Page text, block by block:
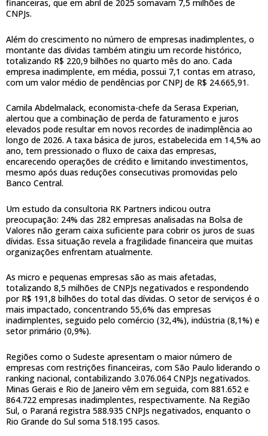
financeiras, que em abril de 2025 somavam 7,5 milhões de
CNPJs.
Além do crescimento no número de empresas inadimplentes, o
montante das dívidas também atingiu um recorde histórico,
totalizando R$ 220,9 bilhões no quarto mês do ano. Cada
empresa inadimplente, em média, possui 7,1 contas em atraso,
com um valor médio de pendências por CNPJ de R$ 24.665,91.
Camila Abdelmalack, economista-chefe da Serasa Experian,
alertou que a combinação de perda de faturamento e juros
elevados pode resultar em novos recordes de inadimplência ao
longo de 2026. A taxa básica de juros, estabelecida em 14,5% ao
ano, tem pressionado o fluxo de caixa das empresas,
encarecendo operações de crédito e limitando investimentos,
mesmo após duas reduções consecutivas promovidas pelo
Banco Central.
Um estudo da consultoria RK Partners indicou outra
preocupação: 24% das 282 empresas analisadas na Bolsa de
Valores não geram caixa suficiente para cobrir os juros de suas
dívidas. Essa situação revela a fragilidade financeira que muitas
organizações enfrentam atualmente.
As micro e pequenas empresas são as mais afetadas,
totalizando 8,5 milhões de CNPJs negativados e respondendo
por R$ 191,8 bilhões do total das dívidas. O setor de serviços é o
mais impactado, concentrando 55,6% das empresas
inadimplentes, seguido pelo comércio (32,4%), indústria (8,1%) e
setor primário (0,9%).
Regiões como o Sudeste apresentam o maior número de
empresas com restrições financeiras, com São Paulo liderando o
ranking nacional, contabilizando 3.076.064 CNPJs negativados.
Minas Gerais e Rio de Janeiro vêm em seguida, com 881.652 e
864.722 empresas inadimplentes, respectivamente. Na Região
Sul, o Paraná registra 588.935 CNPJs negativados, enquanto o
Rio Grande do Sul soma 518.195 casos.